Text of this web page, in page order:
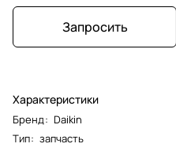
Запросить
Характеристики
Бренд: Daikin
Тип: запчасть